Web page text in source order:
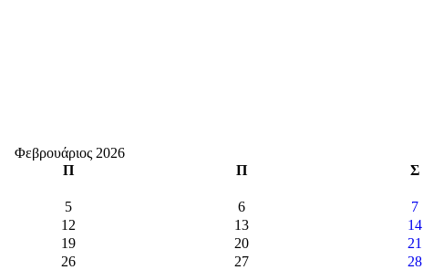
Φεβρουάριος 2026
Π Π Σ
5 6 7
12 13 14
19 20 21
26 27 28